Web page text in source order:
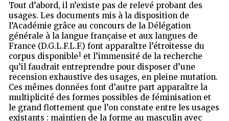
Tout d’abord, il n’existe pas de relevé probant des
usages. Les documents mis à la disposition de
l’Académie grâce au concours de la Délégation
générale à la langue française et aux langues de
France (D.G.L.F.L.F.) font apparaître l’étroitesse du
corpus disponible1 et l’immensité de la recherche
qu’il faudrait entreprendre pour disposer d’une
recension exhaustive des usages, en pleine mutation.
Ces mêmes données font d’autre part apparaître la
multiplicité des formes possibles de féminisation et
le grand flottement que l’on constate entre les usages
existants : maintien de la forme au masculin avec